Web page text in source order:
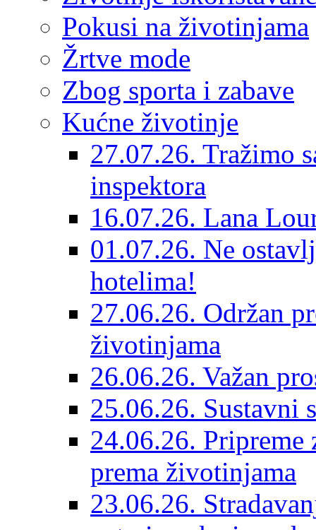
Pokusi na životinjama
Žrtve mode
Zbog sporta i zabave
Kućne životinje
27.07.26. Tražimo
inspektora
16.07.26. Lana
01.07.26. Ne
hotelima!
27.06.26. Održan
životinjama
26.06.26. Važan
25.06.26. Sustavni
24.06.26.
prema životinjama
23.06.26.